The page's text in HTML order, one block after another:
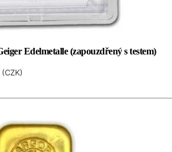
Edelmetalle (zapouzdřený s testem)
(CZK)